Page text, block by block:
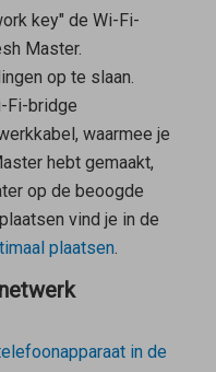
key" de Wi-Fi-
Master.
op te slaan.
Fi-bridge
waarmee je
hebt gemaakt,
op de beoogde
vind je in de
plaatsen.
in de